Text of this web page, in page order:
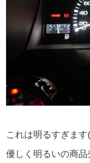
これは明るすぎます
優しく明るいの商品